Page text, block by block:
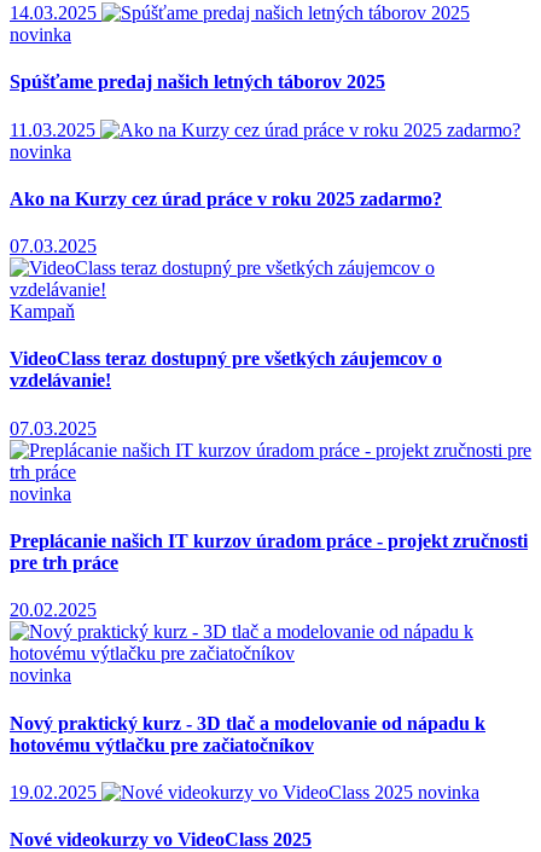
14.03.2025
novinka
Spúšťame predaj našich letných táborov 2025
11.03.2025
novinka
Ako na Kurzy cez úrad práce v roku 2025 zadarmo?
07.03.2025
Kampaň
VideoClass teraz dostupný pre všetkých záujemcov o
vzdelávanie!
07.03.2025
novinka
Preplácanie našich IT kurzov úradom práce - projekt zručnosti
pre trh práce
20.02.2025
novinka
Nový praktický kurz - 3D tlač a modelovanie od nápadu k
hotovému výtlačku pre začiatočníkov
19.02.2025 novinka
Nové videokurzy vo VideoClass 2025